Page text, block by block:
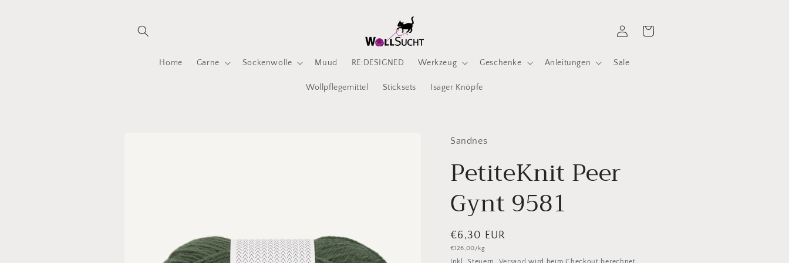
Home Garne Sockenwolle Muud RE:DESIGNED Werkzeug Geschenke Anleitungen Sale
Wollpflegemittel Sticksets Isager Knöpfe
EinloggenWarenkorb
Sandnes
PetiteKnit Peer
Gynt 9581
Normaler
Preis
€6,30 EUR
Grundpreis
€126,00/kg